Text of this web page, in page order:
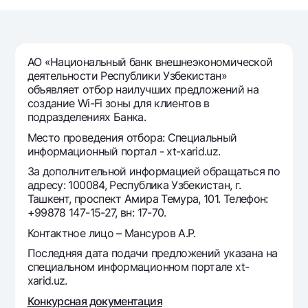
Золотые слитки от НБУ
Серебряный депозит
Visa Champion
Mastercard
Зарплатные
Garmin pay
Тарифы
Акции
Мобильное приложение Milliy
Часто задаваемые вопросы
Ищите по сайту
Найти
Полезные ссылки
Часто задаваемые вопросы
Пресс-центр
АО «Национальный банк внешнеэкономической
деятельности Республики Узбекистан»
объявляет отбор наилучших предложений на
создание Wi-Fi зоны для клиентов в
подразделениях Банка.
Место проведения отбора: Специальный
информационный портал - xt-xarid.uz.
За дополнительной информацией обращаться по
адресу: 100084, Республика Узбекистан, г.
Ташкент, проспект Амира Темура, 101. Телефон:
+99878 147-15-27, вн: 17-70.
Контактное лицо – Мансуров А.Р.
Последняя дата подачи предложений указана на
специальном информационном портале xt-
xarid.uz.
Конкурсная документация